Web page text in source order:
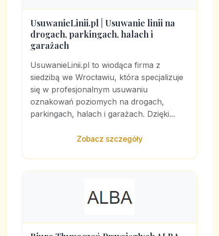
UsuwanieLinii.pl | Usuwanie linii na
drogach, parkingach, halach i
garażach
UsuwanieLinii.pl to wiodąca firma z
siedzibą we Wrocławiu, która specjalizuje
się w profesjonalnym usuwaniu
oznakowań poziomych na drogach,
parkingach, halach i garażach. Dzięki...
Zobacz szczegóły